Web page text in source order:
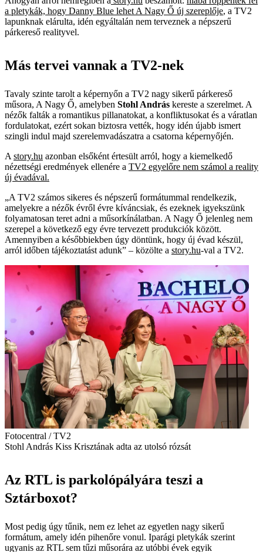
a pletykák, hogy Danny Blue lehet A Nagy Ő új szereplője, a TV2
lapunknak elárulta, idén egyáltalán nem terveznek a népszerű
párkereső realityvel.
Más tervei vannak a TV2-nek
Tavaly szinte tarolt a képernyőn a TV2 nagy sikerű párkereső
műsora, A Nagy Ő, amelyben Stohl András kereste a szerelmet. A
nézők falták a romantikus pillanatokat, a konfliktusokat és a váratlan
fordulatokat, ezért sokan biztosra vették, hogy idén újabb ismert
szingli indul majd szerelemvadászatra a csatorna képernyőjén.
A story.hu azonban elsőként értesült arról, hogy a kiemelkedő
nézettségi eredmények ellenére a TV2 egyelőre nem számol a reality
új évadával.
„A TV2 számos sikeres és népszerű formátummal rendelkezik,
amelyekre a nézők évről évre kíváncsiak, és ezeknek igyekszünk
folyamatosan teret adni a műsorkínálatban. A Nagy Ő jelenleg nem
szerepel a következő egy évre tervezett produkciók között.
Amennyiben a későbbiekben úgy döntünk, hogy új évad készül,
arról időben tájékoztatást adunk” – közölte a story.hu-val a TV2.
Fotocentral / TV2
Stohl András Kiss Krisztának adta az utolsó rózsát
Az RTL is parkolópályára teszi a
Sztárboxot?
Most pedig úgy tűnik, nem ez lehet az egyetlen nagy sikerű
formátum, amely idén pihenőre vonul. Iparági pletykák szerint
ugyanis az RTL sem tűzi műsorára az utóbbi évek egyik